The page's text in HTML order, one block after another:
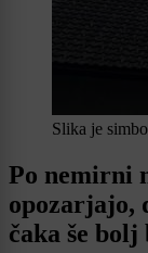
Slika je
Po nemirni
opozarjajo,
čaka še